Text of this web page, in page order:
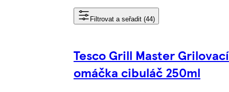
Filtrovat a seřadit (44)
Tesco Grill Master Grilovací
omáčka cibuláč 250ml